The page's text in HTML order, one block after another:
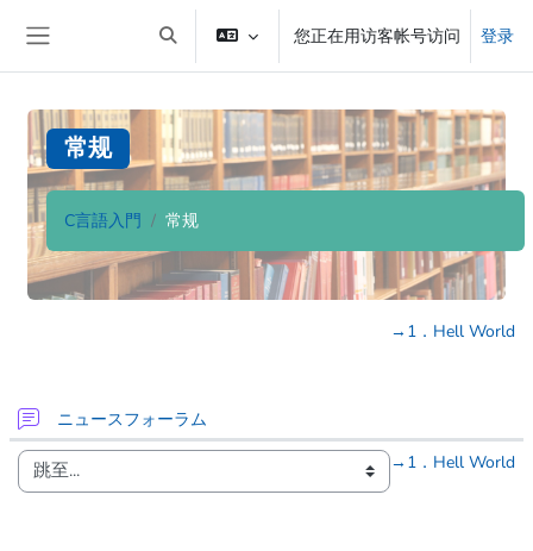
切换搜索输入 您正在用访客帐号访问 登录
常规
C言語入門 常规
→ 1．Hell World
ニュースフォーラム
→ 1．Hell World